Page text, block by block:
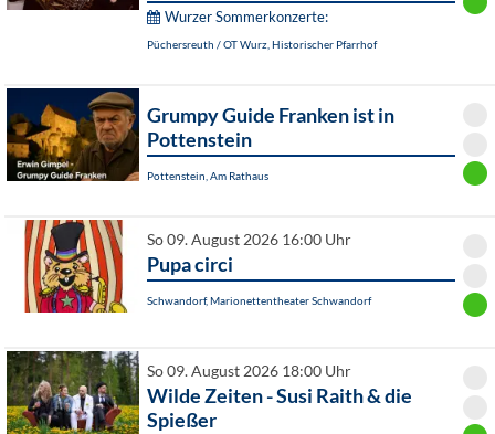
Wurzer Sommerkonzerte:
Püchersreuth / OT Wurz, Historischer Pfarrhof
Grumpy Guide Franken ist in
Pottenstein
Pottenstein, Am Rathaus
So 09. August 2026 16:00 Uhr
Pupa circi
Schwandorf, Marionettentheater Schwandorf
So 09. August 2026 18:00 Uhr
Wilde Zeiten - Susi Raith & die
Spießer